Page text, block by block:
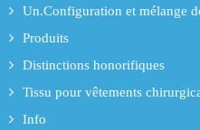
Un.Configuration et mélange
Produits
Distinctions honorifiques
Tissu pour vêtements
Info